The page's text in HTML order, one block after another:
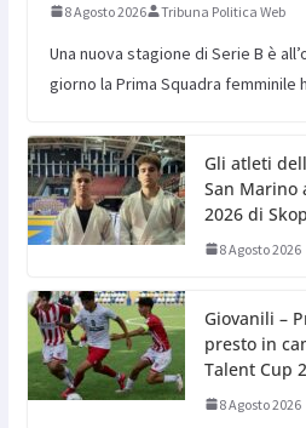
8 Agosto 2026 Tribuna Politica Web
Una nuova stagione di Serie B è
giorno la Prima Squadra femminile
Gli atleti
San Marino
2026 di
8 Agosto 2026
Giovanili –
presto in
Talent Cup
8 Agosto 2026